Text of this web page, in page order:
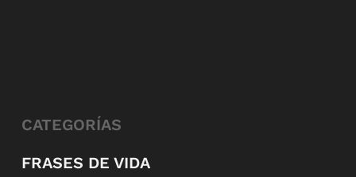
CATEGORÍAS
FRASES DE VIDA